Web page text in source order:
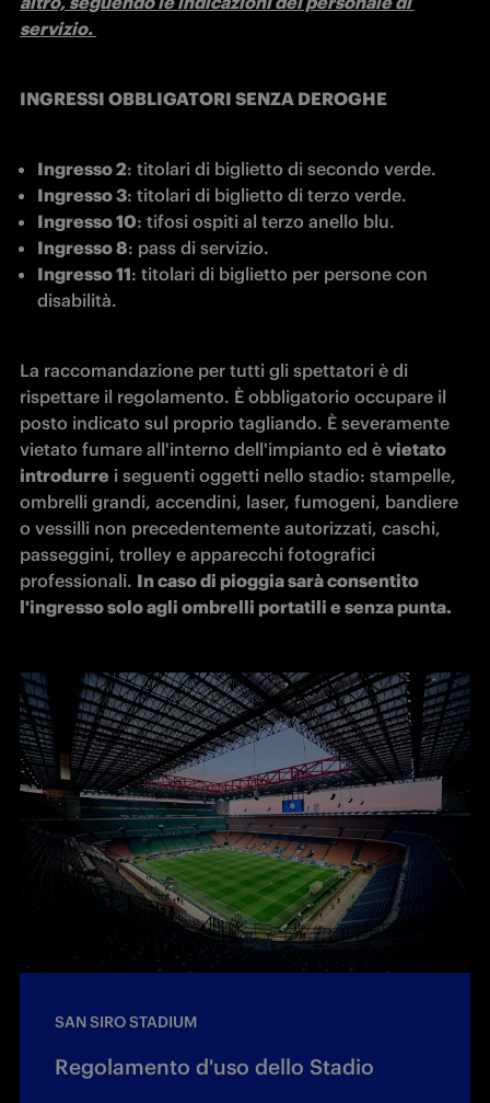
servizio.
INGRESSI OBBLIGATORI SENZA DEROGHE
Ingresso 2: titolari di biglietto di secondo verde.
Ingresso 3: titolari di biglietto di terzo verde.
Ingresso 10: tifosi ospiti al terzo anello blu.
Ingresso 8: pass di servizio.
Ingresso 11: titolari di biglietto per persone con
disabilità.
La raccomandazione per tutti gli spettatori è di
rispettare il regolamento. È obbligatorio occupare il
posto indicato sul proprio tagliando. È severamente
vietato fumare all'interno dell'impianto ed è vietato
introdurre i seguenti oggetti nello stadio: stampelle,
ombrelli grandi, accendini, laser, fumogeni, bandiere
o vessilli non precedentemente autorizzati, caschi,
passeggini, trolley e apparecchi fotografici
professionali. In caso di pioggia sarà consentito
l'ingresso solo agli ombrelli portatili e senza punta.
SAN SIRO STADIUM
Regolamento d'uso dello Stadio